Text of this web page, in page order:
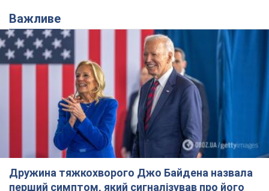
Важливе
Дружина тяжкохворого Джо Байдена назвала
перший симптом, який сигналізував про його